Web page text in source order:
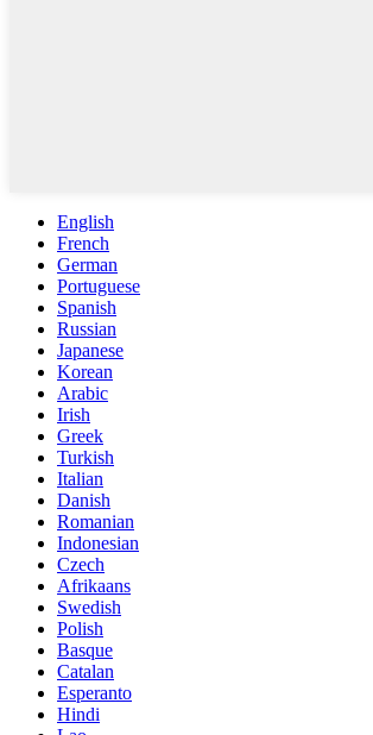
English
French
German
Portuguese
Spanish
Russian
Japanese
Korean
Arabic
Irish
Greek
Turkish
Italian
Danish
Romanian
Indonesian
Czech
Afrikaans
Swedish
Polish
Basque
Catalan
Esperanto
Hindi